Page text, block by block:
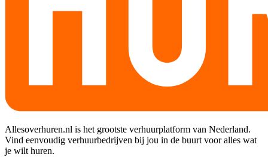
Allesoverhuren.nl is het grootste verhuurplatform van Nederland.
Vind eenvoudig verhuurbedrijven bij jou in de buurt voor alles wat
je wilt huren.